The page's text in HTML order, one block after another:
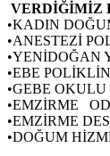
VERDİĞİMİZ
•KADIN
•ANESTEZİ
•YENİDOĞAN
•EBE
•GEBE OKULU
•EMZİRME
•EMZİRME
•DOĞUM